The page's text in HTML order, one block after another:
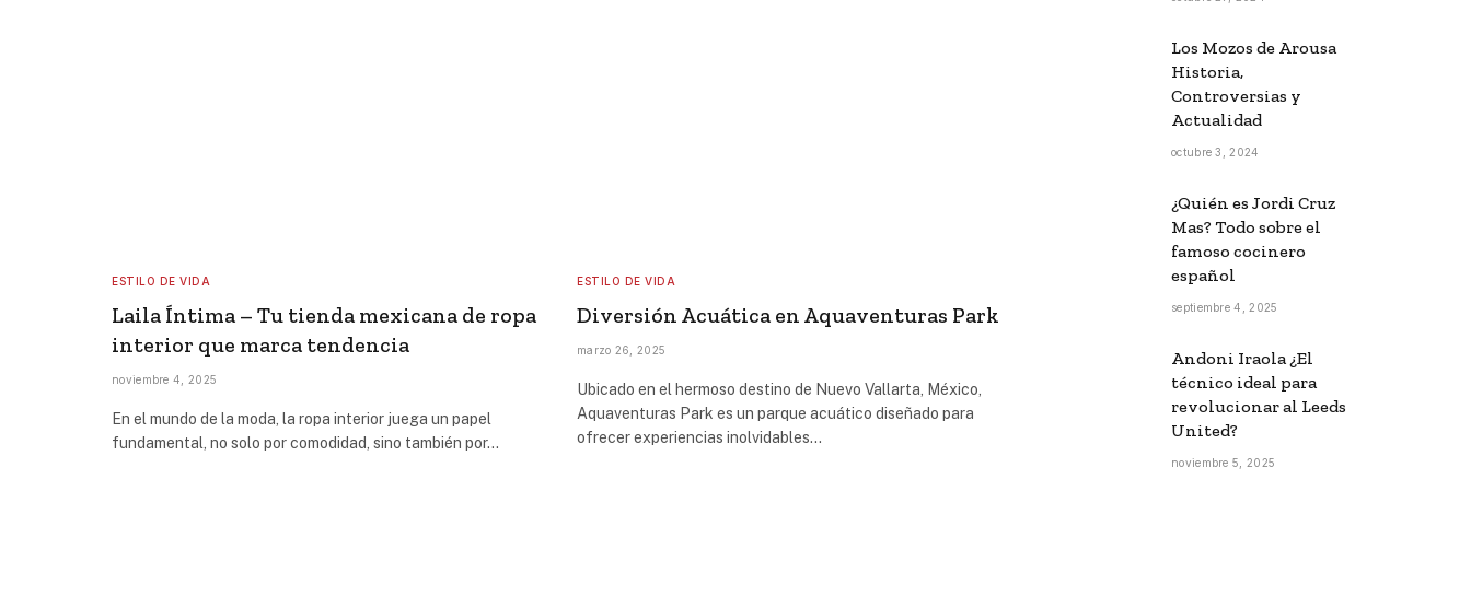
ESTILO DE VIDA
Laila Íntima – Tu tienda mexicana de ropa
interior que marca tendencia
noviembre 4, 2025
En el mundo de la moda, la ropa interior juega un papel
fundamental, no solo por comodidad, sino también por…
ESTILO DE VIDA
Diversión Acuática en Aquaventuras Park
marzo 26, 2025
Ubicado en el hermoso destino de Nuevo Vallarta, México,
Aquaventuras Park es un parque acuático diseñado para
ofrecer experiencias inolvidables…
Los Mozos de Arousa
Historia,
Controversias y
Actualidad
octubre 3, 2024
¿Quién es Jordi Cruz
Mas? Todo sobre el
famoso cocinero
español
septiembre 4, 2025
Andoni Iraola ¿El
técnico ideal para
revolucionar al Leeds
United?
noviembre 5, 2025